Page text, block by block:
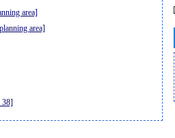
area]
area]
38]